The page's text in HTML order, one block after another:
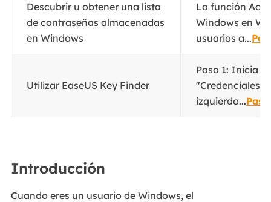
Descubrir u obtener una lista
de contraseñas almacenadas
en Windows
La función
Windows en
usuarios a...
Utilizar EaseUS Key Finder
Paso 1: Inicia
"Credenciales
izquierdo...
Introducción
Cuando eres un usuario de Windows, el